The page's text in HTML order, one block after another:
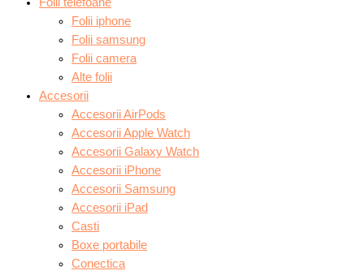
Folii telefoane
Folii iphone
Folii samsung
Folii camera
Alte folii
Accesorii
Accesorii AirPods
Accesorii Apple Watch
Accesorii Galaxy Watch
Accesorii iPhone
Accesorii Samsung
Accesorii iPad
Casti
Boxe portabile
Conectica